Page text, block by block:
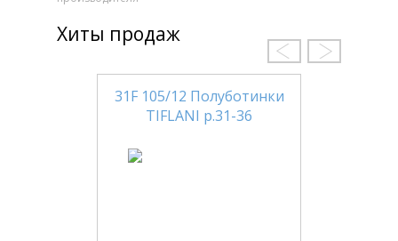
Хиты продаж
31F 105/12 Полуботинки
TIFLANI р.31-36